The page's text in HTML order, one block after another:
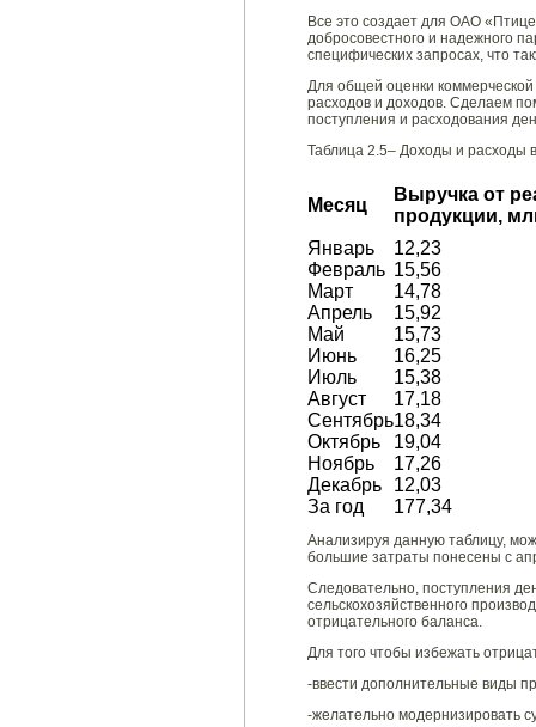
Все это создает для ОАО
добросовестного и надежного
специфических запросах, что
Для общей оценки
расходов и доходов. Сделаем
поступления и расходования
Таблица 2.5– Доходы и расходы
Месяц
Выручка от
продукции,
Январь
12,23
Февраль 15,56
Март
14,78
Апрель
15,92
Май
15,73
Июнь
16,25
Июль
15,38
Август
17,18
Сентябрь18,34
Октябрь
19,04
Ноябрь
17,26
Декабрь
12,03
За год
177,34
Анализируя данную таблицу,
большие затраты понесены с
Следовательно, поступления
сельскохозяйственного
отрицательного баланса.
Для того чтобы избежать
-ввести дополнительные виды
-желательно модернизировать